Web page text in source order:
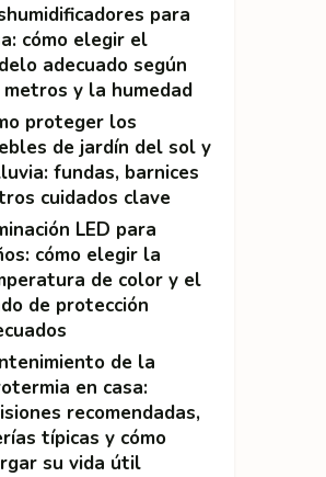
para
cómo elegir el
adecuado según
y la humedad
proteger los
de jardín del sol y
fundas, barnices
cuidados clave
LED para
cómo elegir la
de color y el
de protección
de la
en casa:
recomendadas,
típicas y cómo
su vida útil